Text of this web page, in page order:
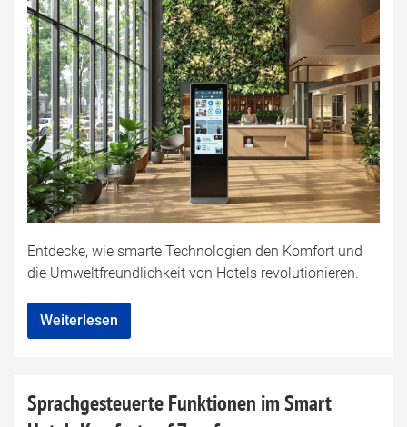
Entdecke, wie smarte Technologien den Komfort und
die Umweltfreundlichkeit von Hotels revolutionieren.
Weiterlesen
Sprachgesteuerte Funktionen im Smart